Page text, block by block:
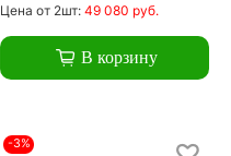
Цена от 2шт: 49 080 руб.
В корзину
-3%